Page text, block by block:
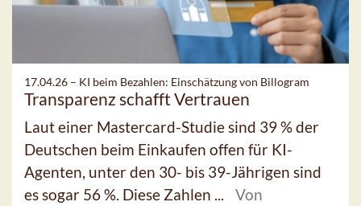
17.04.26 – KI beim Bezahlen: Einschätzung von Billogram
Transparenz schafft Vertrauen
Laut einer Mastercard-Studie sind 39 % der
Deutschen beim Einkaufen offen für KI-
Agenten, unter den 30- bis 39-Jährigen sind
es sogar 56 %. Diese Zahlen ...
Von